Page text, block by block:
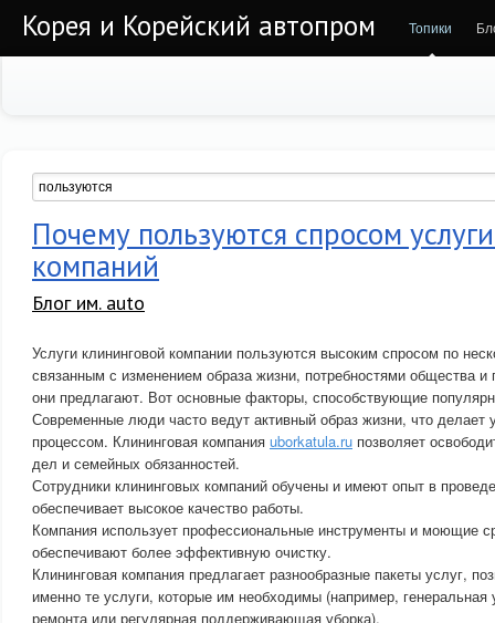
Корея и Корейский автопром Топики
Почему пользуются спросом
компаний
Блог им. auto
Услуги клининговой компании пользуются высоким спросом по
связанным с изменением образа жизни, потребностями общества
они предлагают. Вот основные факторы, способствующие
Современные люди часто ведут активный образ жизни, что делает
процессом. Клининговая компания uborkatula.ru позволяет
дел и семейных обязанностей.
Сотрудники клининговых компаний обучены и имеют опыт в
обеспечивает высокое качество работы.
Компания использует профессиональные инструменты и моющие
обеспечивают более эффективную очистку.
Клининговая компания предлагает разнообразные пакеты услуг,
именно те услуги, которые им необходимы (например, генеральная
ремонта или регулярная поддерживающая уборка).